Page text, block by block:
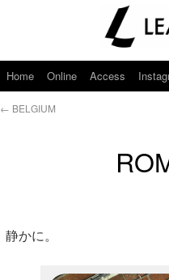
Home Online Access
← BELGIUM
静かに。